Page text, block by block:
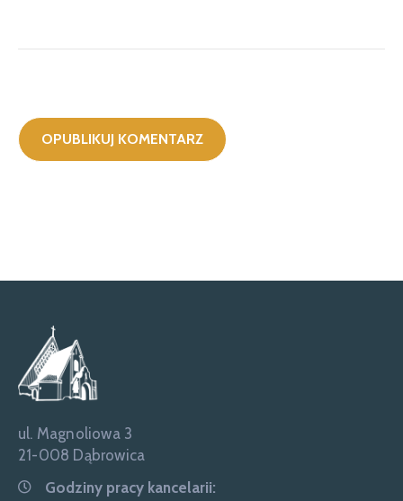
ul. Magnoliowa 3
21-008 Dąbrowica
Godziny pracy kancelarii: